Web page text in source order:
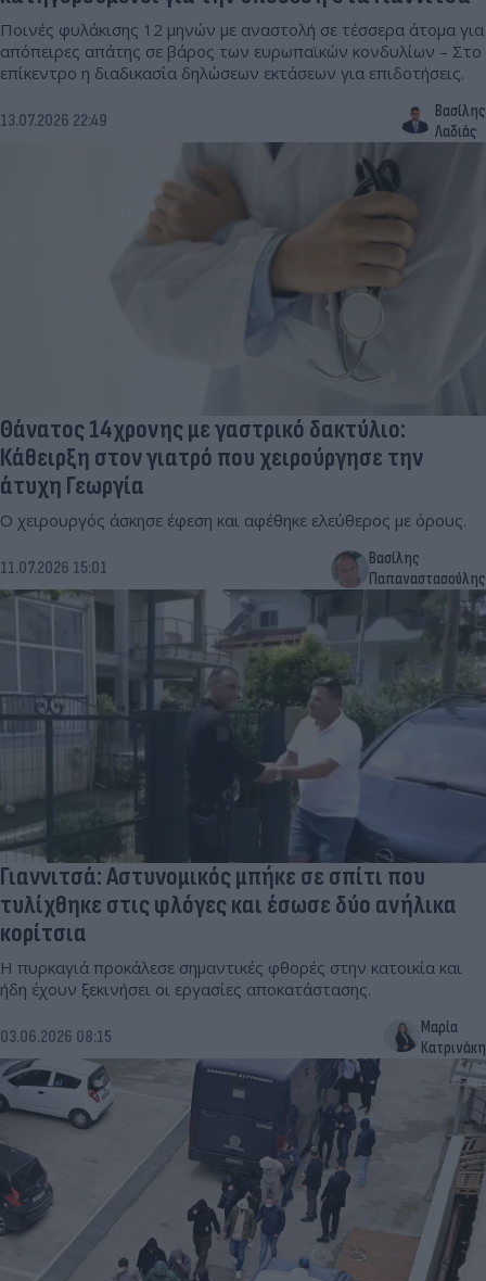
Ποινές φυλάκισης 12 μηνών με αναστολή σε τέσσερα άτομα για
απόπειρες απάτης σε βάρος των ευρωπαϊκών κονδυλίων – Στο
επίκεντρο η διαδικασία δηλώσεων εκτάσεων για επιδοτήσεις.
13.07.2026 22:49
Βασίλης
Λαδιάς
Θάνατος 14χρονης με γαστρικό δακτύλιο:
Κάθειρξη στον γιατρό που χειρούργησε την
άτυχη Γεωργία
Ο χειρουργός άσκησε έφεση και αφέθηκε ελεύθερος με όρους.
11.07.2026 15:01
Βασίλης
Παπαναστασούλης
Γιαννιτσά: Αστυνομικός μπήκε σε σπίτι που
τυλίχθηκε στις φλόγες και έσωσε δύο ανήλικα
κορίτσια
Η πυρκαγιά προκάλεσε σημαντικές φθορές στην κατοικία και
ήδη έχουν ξεκινήσει οι εργασίες αποκατάστασης.
03.06.2026 08:15
Μαρία
Κατρινάκη